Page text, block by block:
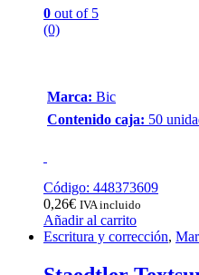
0 out of 5
(0)
Marca: Bic
Contenido caja: 50
Código: 448373609
0,26€ IVA incluido
Añadir al carrito
Escritura y corrección,